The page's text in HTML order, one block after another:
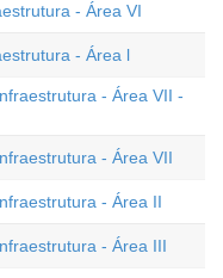
- Área VI
- Área l
- Área VII -
- Área VII
- Área II
- Área III